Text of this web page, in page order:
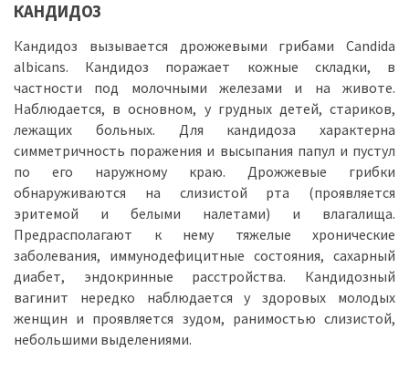
КАНДИДОЗ
Кандидоз вызывается дрожжевыми грибами Candida
albicans. Кандидоз поражает кожные складки, в
частности под молочными железами и на животе.
Наблюдается, в основном, у грудных детей, стариков,
лежащих больных. Для кандидоза характерна
симметричность поражения и высыпания папул и пустул
по его наружному краю. Дрожжевые грибки
обнаруживаются на слизистой рта (проявляется
эритемой и белыми налетами) и влагалища.
Предрасполагают к нему тяжелые хронические
заболевания, иммунодефицитные состояния, сахарный
диабет, эндокринные расстройства. Кандидозный
вагинит нередко наблюдается у здоровых молодых
женщин и проявляется зудом, ранимостью слизистой,
небольшими выделениями.